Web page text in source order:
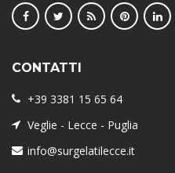
CONTATTI
+39 3381 15 65 64
Veglie - Lecce - Puglia
info@surgelatilecce.it